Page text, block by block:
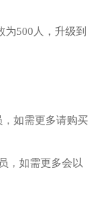
为500人，升级到
如需更多请购买
，如需更多会以